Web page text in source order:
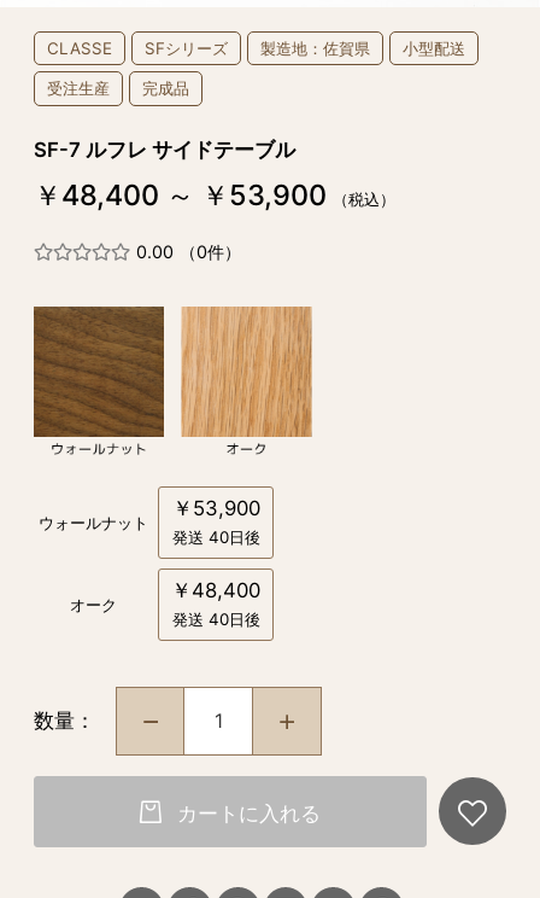
CLASSE SFシリーズ 製造地：佐賀県 小型配送
受注生産 完成品
SF-7 ルフレ サイドテーブル
￥48,400 ～ ￥53,900 （税込）
0.00 （0件）
ウォールナット
￥53,900
発送 40日後
オーク
￥48,400
発送 40日後
数量：
カートに入れる